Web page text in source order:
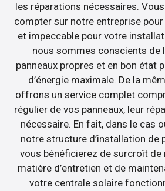
les réparations nécessaires.
compter sur notre entreprise
et impeccable pour votre
nous sommes conscients de
panneaux propres et en bon état
d’énergie maximale. De la
offrons un service complet
régulier de vos panneaux, leur
nécessaire. En fait, dans le cas
notre structure d’installation de
vous bénéficierez de surcroît de
matière d’entretien et de
votre centrale solaire